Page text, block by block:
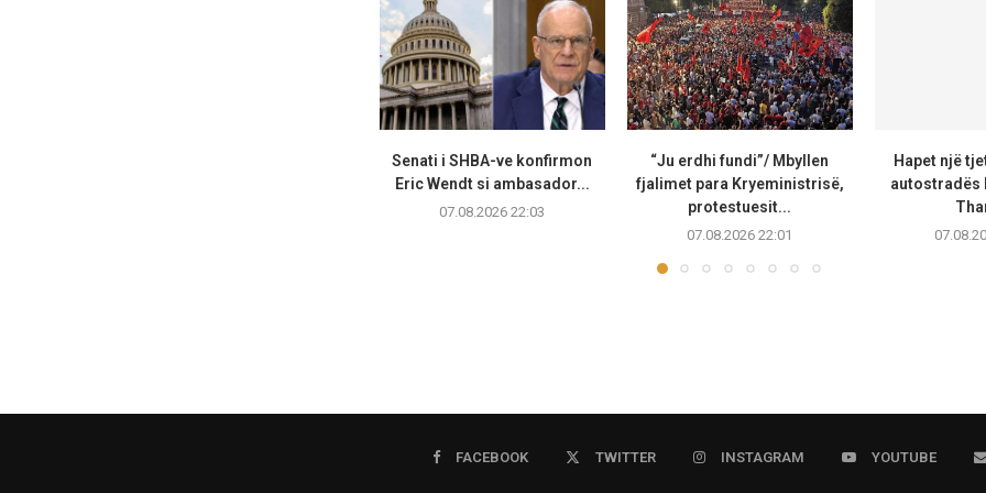
Senati i SHBA-ve konfirmon
Eric Wendt si ambasador...
07.08.2026 22:03
“Ju erdhi fundi”/ Mbyllen
fjalimet para Kryeministrisë,
protestuesit...
07.08.2026 22:01
Hapet një
autostradës
FACEBOOK TWITTER INSTAGRAM YOUTUBE